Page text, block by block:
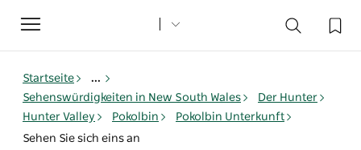
Toggle
navigation
Startseite
...
Sehenswürdigkeiten in New South Wales
Der Hunter
Hunter Valley
Pokolbin
Pokolbin Unterkunft
Sehen Sie sich eins an